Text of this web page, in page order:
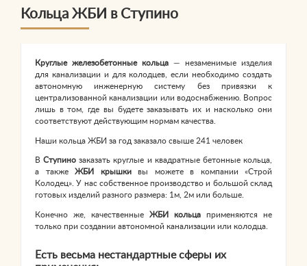
Кольца ЖБИ в Ступино
Круглые железобетонные кольца — незаменимые изделия
для канализации и для колодцев, если необходимо создать
автономную инженерную систему без привязки к
централизованной канализации или водоснабжению. Вопрос
лишь в том, где вы будете заказывать их и насколько они
соответствуют действующим нормам качества.
Наши кольца ЖБИ за год заказало свыше 241 человек
ВСтупино заказать круглые и квадратные бетонные кольца,
а также ЖБИ крышкивы можете в компании «Строй
Колодец». У нас собственное производство и большой склад
готовых изделий разного размера: 1м, 2м или больше.
Конечно же, качественные ЖБИ кольца применяются не
только при создании автономной канализации или колодца.
Есть весьма нестандартные сферы их